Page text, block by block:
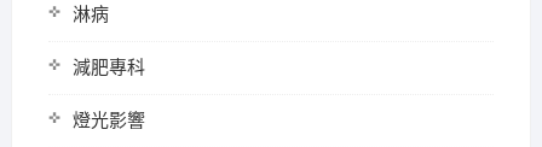
淋病
減肥專科
燈光影響